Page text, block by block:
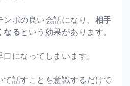
ポの良い会話になり、 相手
なるという効果があります。
になってしまいます。
話すことを意識するだけで